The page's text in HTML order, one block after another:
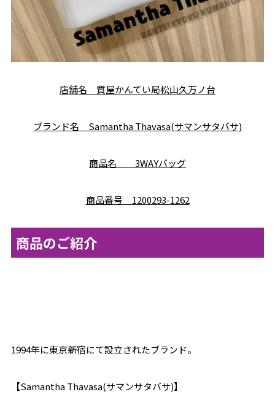
店舗名 質屋かんてい局松山久万ノ台
ブランド名 Samantha Thavasa(サマンサタバサ)
商品名 3WAYバッグ
商品番号 1200293-1262
商品のご紹介
1994年に東京新宿にて設立されたブランド。
【Samantha Thavasa(サマンサタバサ)】